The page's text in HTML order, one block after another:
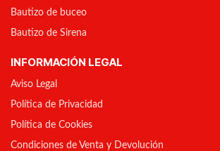
Bautizo de buceo
Bautizo de Sirena
INFORMACIÓN LEGAL
Aviso Legal
Política de Privacidad
Política de Cookies
Condiciones de Venta y Devolución